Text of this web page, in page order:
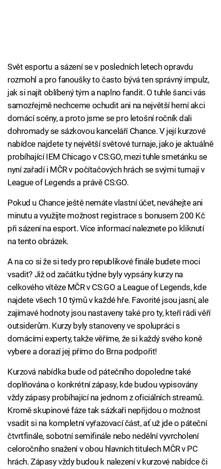
Svět esportu a sázení se v posledních letech opravdu
rozmohl a pro fanoušky to často bývá ten správný impulz,
jak si najít oblíbený tým a naplno fandit. O tuhle šanci vás
samozřejmě nechceme ochudit ani na největší herní akci
domácí scény, a proto jsme se pro letošní ročník dali
dohromady se sázkovou kanceláří Chance. V její kurzové
nabídce najdete ty největší světové turnaje, jako je aktuálně
probíhající IEM Chicago v CS:GO, mezi tuhle smetánku se
nyní zařadí i MČR v počítačových hrách se svými turnaji v
League of Legends a právě CS:GO.
Pokud u Chance ještě nemáte vlastní účet, neváhejte ani
minutu a využijte možnost registrace s bonusem 200 Kč
při sázení na esport. Více informací naleznete po kliknutí
na tento obrázek.
A na co si že si tedy pro republikové finále budete moci
vsadit? Již od začátku týdne byly vypsány kurzy na
celkového vítěze MČR v CS:GO a League of Legends, kde
najdete všech 10 týmů v každé hře. Favorité jsou jasní, ale
zajímavé hodnoty jsou nastaveny také pro ty, kteří rádi věří
outsiderům. Kurzy byly stanoveny ve spolupráci s
domácími experty, takže věříme, že si každý svého koně
vybere a dorazí jej přímo do Brna podpořit!
Kurzová nabídka bude od pátečního dopoledne také
doplňována o konkrétní zápasy, kde budou vypisovány
vždy zápasy probíhající na jednom z oficiálních streamů.
Kromě skupinové fáze tak sázkaři nepřijdou o možnost
vsadit si na kompletní vyřazovací část, ať už jde o páteční
čtvrtfinále, sobotní semifinále nebo nedělní vyvrcholení
celoročního snažení v obou hlavních titulech MČR v PC
hrách. Zápasy vždy budou k nalezení v kurzové nabídce či